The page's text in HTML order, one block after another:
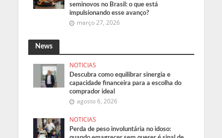
seminovos no Brasil: o que está
impulsionando esse avanço?
março 27, 2026
News
NOTICIAS
Descubra como equilibrar sinergia e
capacidade financeira para a escolha do
comprador ideal
agosto 6, 2026
NOTICIAS
Perda de peso involuntária no idoso: